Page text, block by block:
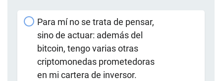
Para mí no se trata de pensar,
sino de actuar: además del
bitcoin, tengo varias otras
criptomonedas prometedoras
en mi cartera de inversor.